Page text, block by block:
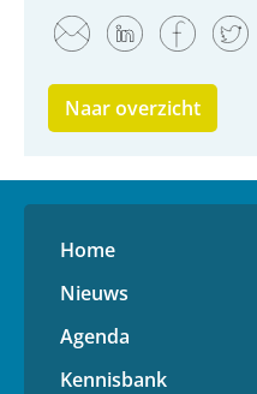
Naar overzicht
Home
Nieuws
Agenda
Kennisbank